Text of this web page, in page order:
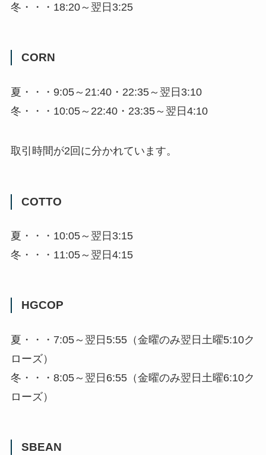
冬・・・18:20～翌日3:25
CORN
夏・・・9:05～21:40・22:35～翌日3:10
冬・・・10:05～22:40・23:35～翌日4:10
取引時間が2回に分かれています。
COTTO
夏・・・10:05～翌日3:15
冬・・・11:05～翌日4:15
HGCOP
夏・・・7:05～翌日5:55（金曜のみ翌日土曜5:10ク
ローズ）
冬・・・8:05～翌日6:55（金曜のみ翌日土曜6:10ク
ローズ）
SBEAN